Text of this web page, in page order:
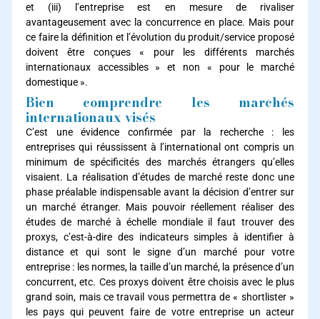
et (iii) l’entreprise est en mesure de rivaliser
avantageusement avec la concurrence en place. Mais pour
ce faire la définition et l’évolution du produit/service proposé
doivent être conçues « pour les différents marchés
internationaux accessibles » et non « pour le marché
domestique ».
Bien comprendre les marchés
internationaux visés
C’est une évidence confirmée par la recherche : les
entreprises qui réussissent à l’international ont compris un
minimum de spécificités des marchés étrangers qu’elles
visaient. La réalisation d’études de marché reste donc une
phase préalable indispensable avant la décision d’entrer sur
un marché étranger. Mais pouvoir réellement réaliser des
études de marché à échelle mondiale il faut trouver des
proxys, c’est-à-dire des indicateurs simples à identifier à
distance et qui sont le signe d’un marché pour votre
entreprise : les normes, la taille d’un marché, la présence d’un
concurrent, etc. Ces proxys doivent être choisis avec le plus
grand soin, mais ce travail vous permettra de « shortlister »
les pays qui peuvent faire de votre entreprise un acteur